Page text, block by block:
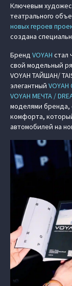
Ключевым
театрального
новых героев
создана
Бренд VOYAH стал
свой модельный
VOYAH ТАЙШАН/
элегантный
VOYAH МЕЧТА /
моделями бренда,
комфорта,
автомобилей на